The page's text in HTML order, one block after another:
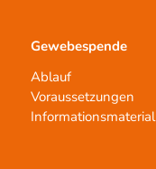
Gewebespende
Ablauf
Voraussetzungen
Informationsmaterial